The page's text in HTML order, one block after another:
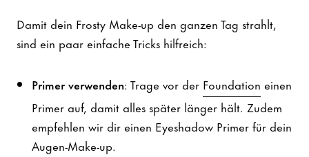
Damit dein Frosty Make-up den ganzen Tag strahlt,
sind ein paar einfache Tricks hilfreich:
Primer verwenden: Trage vor der Foundation einen
Primer auf, damit alles später länger hält. Zudem
empfehlen wir dir einen Eyeshadow Primer für dein
Augen-Make-up.